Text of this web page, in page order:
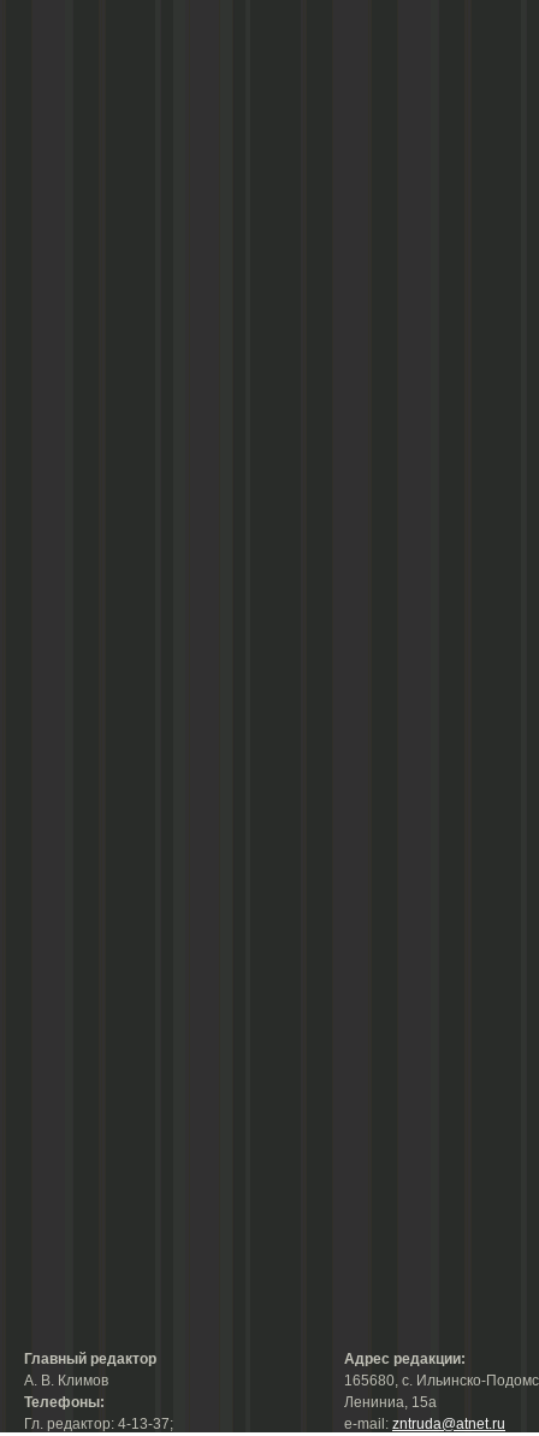
Главный редактор
А. В. Климов
Телефоны:
Гл. редактор: 4-13-37;
Адрес редакции:
165680, с. Ильинско-
Лениниа, 15а
е-mail: zntruda@atnet.ru